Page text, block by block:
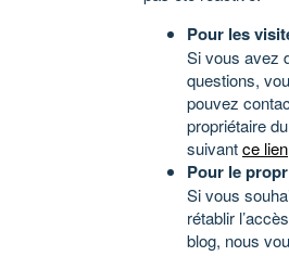
Pour les
Si vous avez
questions,
pouvez
propriétaire
suivantce lien
Pour le
Si vous
rétablir
blog, nous